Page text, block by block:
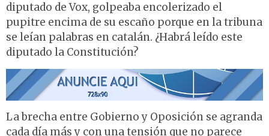
diputado de Vox, golpeaba encolerizado el
pupitre encima de su escaño porque en la tribuna
se leían palabras en catalán. ¿Habrá leído este
diputado la Constitución?
La brecha entre Gobierno y Oposición se agranda
cada día más y con una tensión que no parece